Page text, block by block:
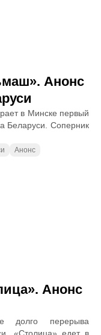
Анонс
в Минске первый
Беларуси. Соперник
Анонс
Анонс
долго перерыва